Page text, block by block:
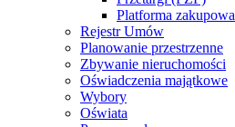
Platforma zakupowa
Rejestr Umów
Planowanie przestrzenne
Zbywanie nieruchomości
Oświadczenia majątkowe
Wybory
Oświata